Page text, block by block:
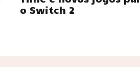
o Switch 2